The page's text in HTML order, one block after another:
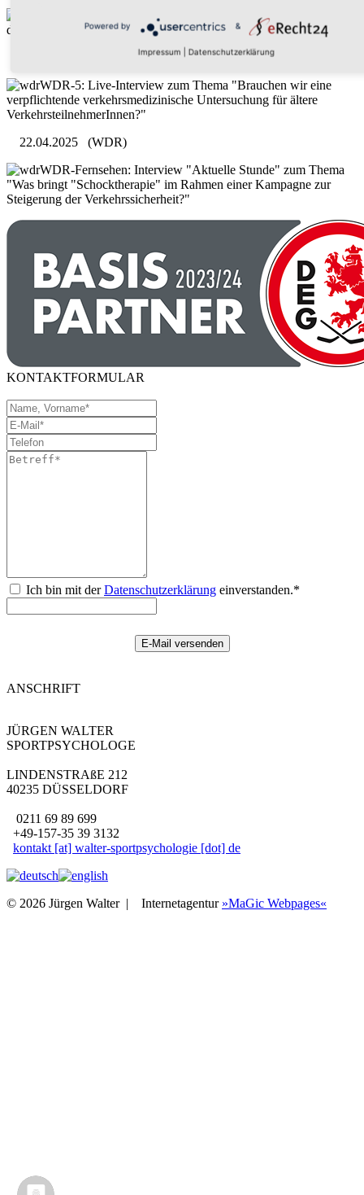
"Zur Leistung eines 13-j. Jungen, der in Australien 4 km
durch das Meer schwimmt, um seine Familie zu retten"
WDR-5: Live-Interview zum Thema "Brauchen wir eine
verpflichtende verkehrsmedizinische Untersuchung für ältere
VerkehrsteilnehmerInnen?"
22.04.2025
(WDR)
WDR-Fernsehen: Interview "Aktuelle Stunde" zum Thema
"Was bringt "Schocktherapie" im Rahmen einer Kampagne zur
Steigerung der Verkehrssicherheit?"
KONTAKTFORMULAR
Ich bin mit derDatenschutzerklärung einverstanden.*
ANSCHRIFT
JÜRGEN WALTER
SPORTPSYCHOLOGE
LINDENSTRAßE 212
40235 DÜSSELDORF
0211 69 89 699
+49-157-35 39 3132
kontakt [at] walter-sportpsychologie [dot] de
© 2026 Jürgen Walter | Internetagentur »MaGic Webpages«
Powered by &
Impressum Datenschutzerklärung